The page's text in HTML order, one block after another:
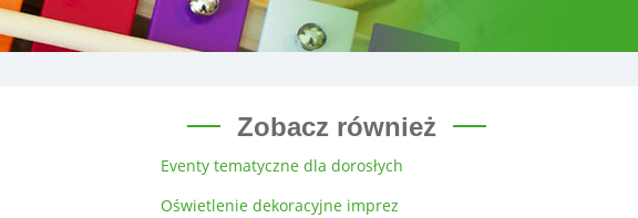
Zobacz również
Eventy tematyczne dla dorosłych
Oświetlenie dekoracyjne imprez